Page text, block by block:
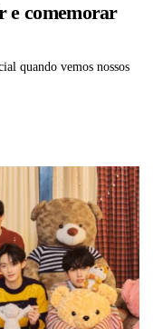
e comemorar
quando vemos nossos